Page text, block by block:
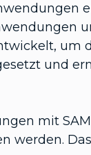
um
und
mit
werden.